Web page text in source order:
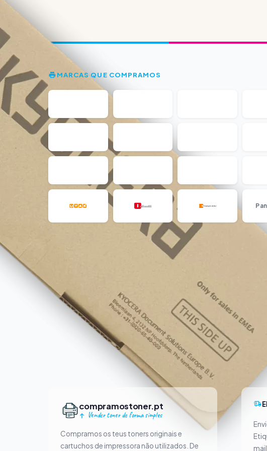
MARCAS QUE COMPRAMOS
compramostoner.pt
Vender toner de forma simples
Compramos os teus toners originais e
cartuchos de impressora não utilizados. De
mail